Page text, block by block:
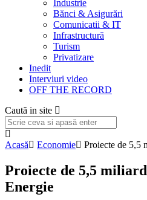
Industrie
Bănci & Asigurări
Comunicatii & IT
Infrastructură
Turism
Privatizare
Inedit
Interviuri video
OFF THE RECORD
Caută in site
Acasă Economie Proiecte de 5,5
Proiecte de 5,5
Energie